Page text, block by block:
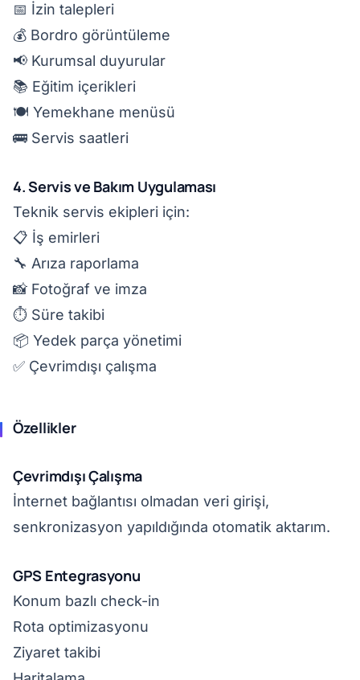
📅 İzin talepleri
💰 Bordro görüntüleme
📢 Kurumsal duyurular
📚 Eğitim içerikleri
🍽️ Yemekhane menüsü
🚌 Servis saatleri
4. Servis ve Bakım Uygulaması
Teknik servis ekipleri için:
📋 İş emirleri
🔧 Arıza raporlama
📸 Fotoğraf ve imza
⏱️ Süre takibi
📦 Yedek parça yönetimi
✅ Çevrimdışı çalışma
Özellikler
Çevrimdışı Çalışma
İnternet bağlantısı olmadan veri girişi,
senkronizasyon yapıldığında otomatik aktarım.
GPS Entegrasyonu
Konum bazlı check-in
Rota optimizasyonu
Ziyaret takibi